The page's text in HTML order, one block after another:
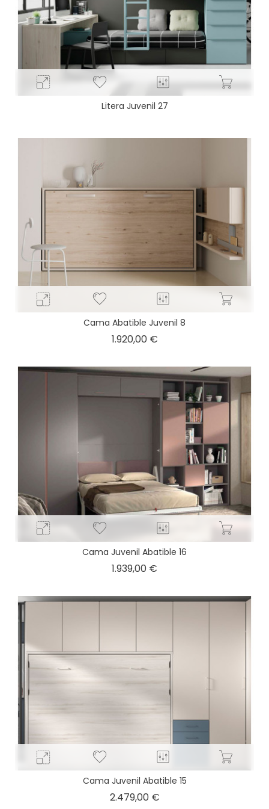
Litera Juvenil 27
Cama Abatible Juvenil 8
1.920,00 €Precio
Cama Juvenil Abatible 16
1.939,00 €
Cama Juvenil Abatible 15
2.479,00 €Precio